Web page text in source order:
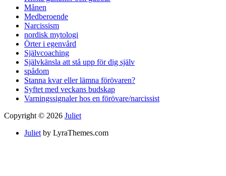
Månen
Medberoende
Narcissism
nordisk mytologi
Örter i egenvård
Självcoaching
Självkänsla att stå upp för dig själv
spådom
Stanna kvar eller lämna förövaren?
Syftet med veckans budskap
Varningssignaler hos en förövare/narcissist
Copyright © 2026 Juliet
Juliet by LyraThemes.com